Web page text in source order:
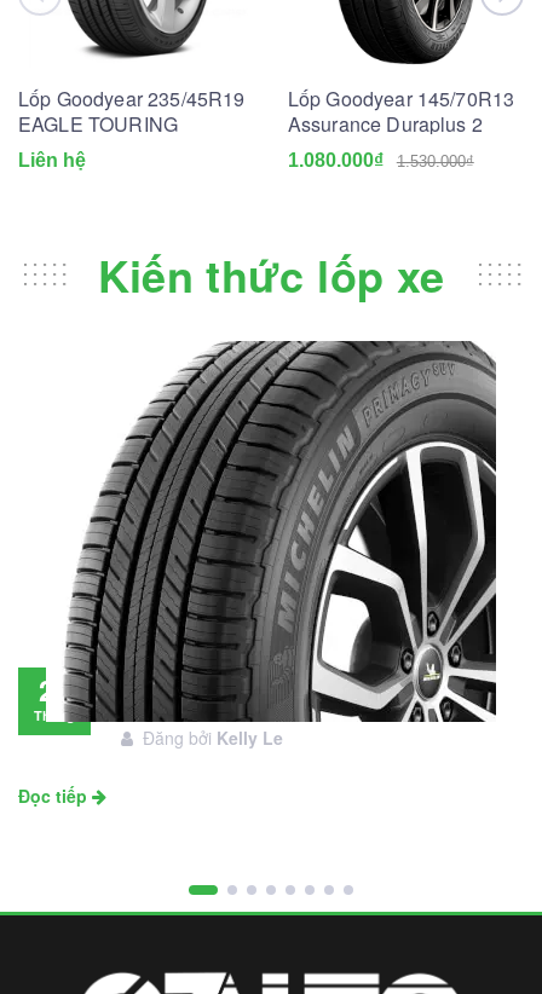
Lốp Goodyear 235/45R19
EAGLE TOURING
Liên hệ
Lốp Goodyear 145/70R13
Assurance Duraplus 2
1.080.000₫ 1.530.000₫
Kiến thức lốp xe
28
Tháng
Đánh giá lốp Michelin Primacy SUV: Đáng
đầu tư không?
Đăng bởi Kelly Le
Đọc tiếp